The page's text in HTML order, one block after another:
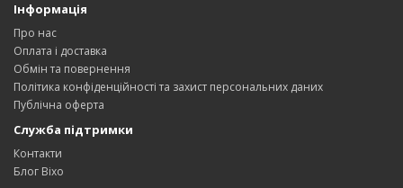
Інформація
Про нас
Оплата і доставка
Обмін та повернення
Політика конфіденційності та захист персональних даних
Публічна оферта
Служба підтримки
Контакти
Блог Bixo